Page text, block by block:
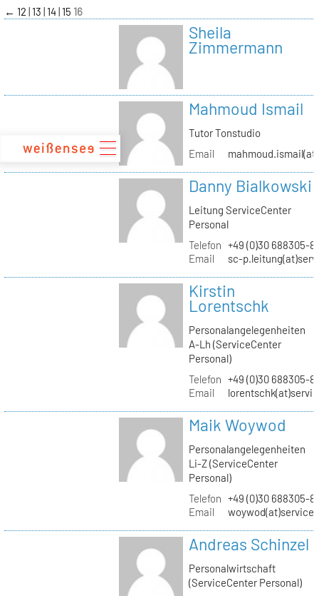
zum
Inhalt
← 12 13 14 15 16
Sheila
Zimmermann
Mahmoud Ismail
Tutor Tonstudio
Email
Danny Bialkowski
Leitung ServiceCenter
Personal
Telefon +49 (0)30 688305-
Email
sc-
Kirstin
Lorentschk
Personalangelegenheiten
A-Lh (ServiceCenter
Personal)
Telefon +49 (0)30 688305-
Email
Maik Woywod
Personalangelegenheiten
Li-Z (ServiceCenter
Personal)
Telefon +49 (0)30 688305-
Email
Andreas Schinzel
Personalwirtschaft
(ServiceCenter Personal)